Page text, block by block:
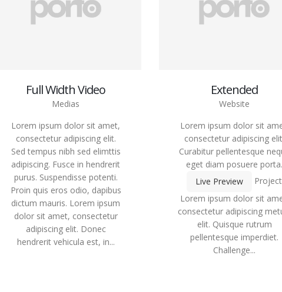
Full Width Video
Medias
Lorem ipsum dolor sit amet,
consectetur adipiscing elit.
Sed tempus nibh sed elimttis
adipiscing. Fusce in hendrerit
purus. Suspendisse potenti.
Proin quis eros odio, dapibus
dictum mauris. Lorem ipsum
dolor sit amet, consectetur
adipiscing elit. Donec
hendrerit vehicula est, in...
Extended
Website
Lorem ipsum dolor sit
consectetur adipiscing
Curabitur pellentesque
eget diam posuere porta.
Live Preview
Project
Lorem ipsum dolor sit
consectetur adipiscing
elit. Quisque rutrum
pellentesque imperdiet.
Challenge...